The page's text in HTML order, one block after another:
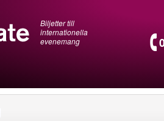
Biljetter till
internationella
evenemang